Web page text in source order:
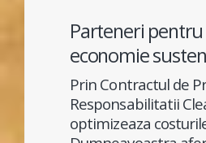
Parteneri
economie
Prin Contractul de
Responsabilitatii
optimizeaza